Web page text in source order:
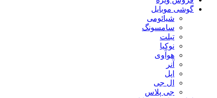
گوشی موبایل
شیائومی
سامسونگ
تبلت
نوکیا
هوآوی
آنر
اپل
ال جی
جی پلاس